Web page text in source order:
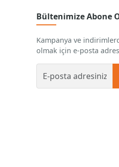
Bültenimize Abone
Kampanya ve
olmak için e-posta